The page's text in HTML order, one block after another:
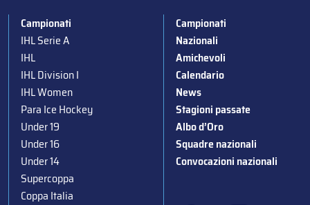
Campionati
IHL Serie A
IHL
IHL Division I
IHL Women
Para Ice Hockey
Under 19
Under 16
Under 14
Supercoppa
Coppa Italia
Campionati
Nazionali
Amichevoli
Calendario
News
Stagioni passate
Albo d’Oro
Squadre nazionali
Convocazioni nazionali